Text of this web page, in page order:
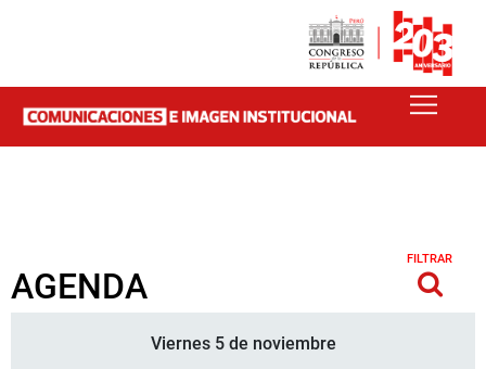
AGENDA
FILTRAR
Viernes 5 de noviembre